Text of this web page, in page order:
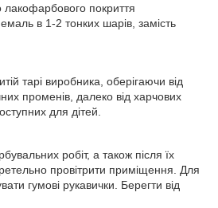
лакофарбового покриття
в 1-2 тонких шарів, замість
тарі виробника, оберігаючи від
променів, далеко від харчових
для дітей.
робіт, а також після їх
провітрити приміщення. Для
гумові рукавички. Берегти від